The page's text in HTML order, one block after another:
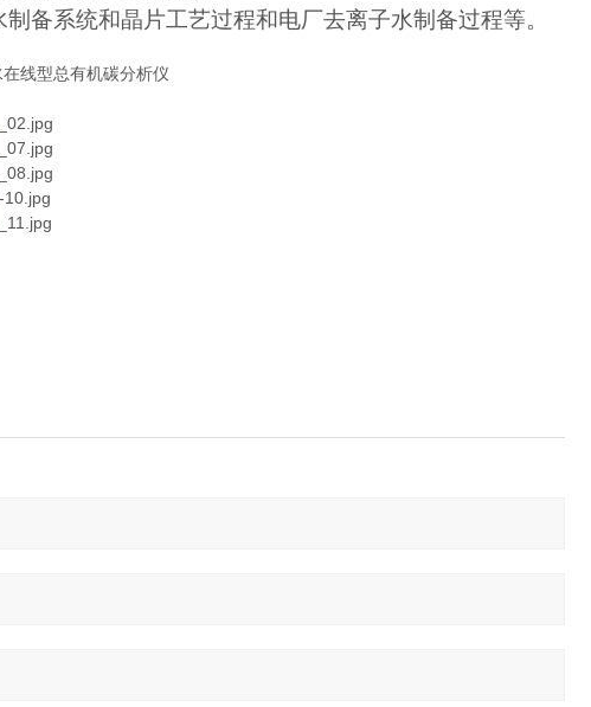
备系统和晶片工艺过程和电厂去离子水制备过程等。